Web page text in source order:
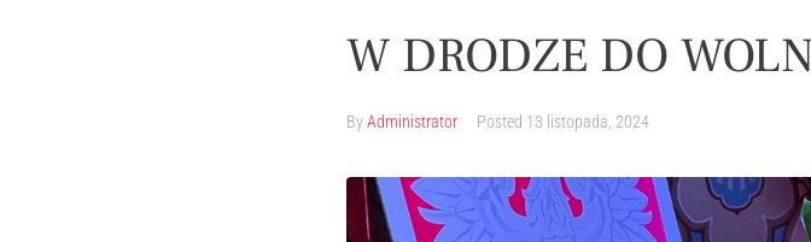
W DRODZE DO
ByAdministrator Posted 13 listopada, 2024